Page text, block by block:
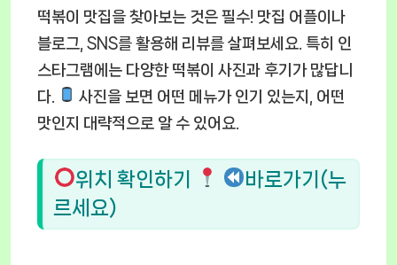
떡볶이 맛집을 찾아보는 것은 필수! 맛집 어플이나
블로그, SNS를 활용해 리뷰를 살펴보세요. 특히 인
스타그램에는 다양한 떡볶이 사진과 후기가 많답니
다.
사진을 보면 어떤 메뉴가 인기 있는지, 어떤
맛인지 대략적으로 알 수 있어요.
위치 확인하기
바로가기(누
르세요)